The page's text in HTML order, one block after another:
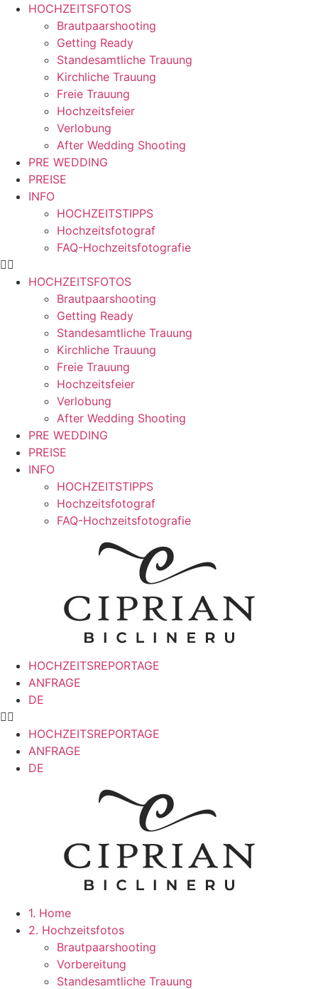
Zum
springen
HOCHZEITSFOTOS
Brautpaarshooting
Getting Ready
Standesamtliche Trauung
Kirchliche Trauung
Freie Trauung
Hochzeitsfeier
Verlobung
After Wedding Shooting
PRE WEDDING
PREISE
INFO
HOCHZEITSTIPPS
Hochzeitsfotograf
FAQ-Hochzeitsfotografie
HOCHZEITSFOTOS
Brautpaarshooting
Getting Ready
Standesamtliche Trauung
Kirchliche Trauung
Freie Trauung
Hochzeitsfeier
Verlobung
After Wedding Shooting
PRE WEDDING
PREISE
INFO
HOCHZEITSTIPPS
Hochzeitsfotograf
FAQ-Hochzeitsfotografie
HOCHZEITSREPORTAGE
ANFRAGE
DE
HOCHZEITSREPORTAGE
ANFRAGE
DE
1. Home
2. Hochzeitsfotos
Brautpaarshooting
Vorbereitung
Standesamtliche Trauung